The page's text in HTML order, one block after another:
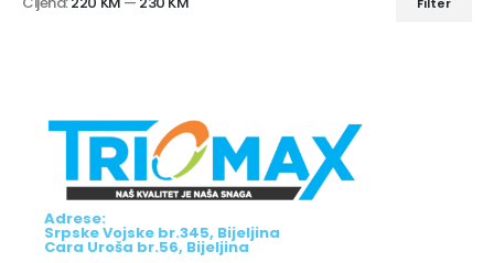
Adrese:
Srpske Vojske br.345, Bijeljina
Cara Uroša br.56, Bijeljina